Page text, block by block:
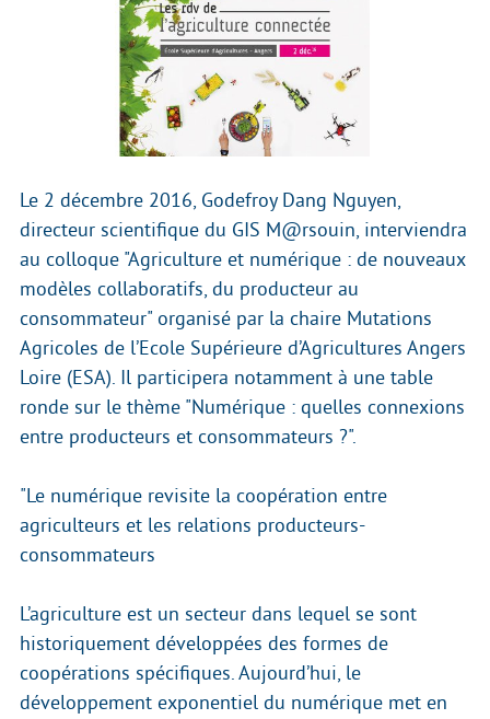
Le 2 décembre 2016, Godefroy Dang Nguyen,
directeur scientifique du GIS M@rsouin, interviendra
au colloque "Agriculture et numérique : de nouveaux
modèles collaboratifs, du producteur au
consommateur" organisé par la chaire Mutations
Agricoles de l’Ecole Supérieure d’Agricultures Angers
Loire (ESA). Il participera notamment à une table
ronde sur le thème "Numérique : quelles connexions
entre producteurs et consommateurs ?".
"Le numérique revisite la coopération entre
agriculteurs et les relations producteurs-
consommateurs
L’agriculture est un secteur dans lequel se sont
historiquement développées des formes de
coopérations spécifiques. Aujourd’hui, le
développement exponentiel du numérique met en